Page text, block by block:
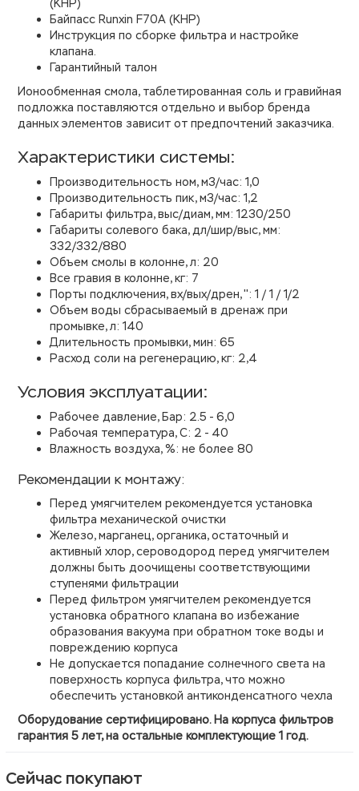
(КНР)
Байпасс Runxin F70A (КНР)
Инструкция по сборке фильтра и настройке
клапана.
Гарантийный талон
Ионообменная смола, таблетированная соль и гравийная
подложка поставляются отдельно и выбор бренда
данных элементов зависит от предпочтений заказчика.
Характеристики системы:
Производительность ном, м3/час: 1,0
Производительность пик, м3/час: 1,2
Габариты фильтра, выс/диам, мм: 1230/250
Габариты солевого бака, дл/шир/выс, мм:
332/332/880
Объем смолы в колонне, л: 20
Все гравия в колонне, кг: 7
Порты подключения, вх/вых/дрен, '': 1 / 1 / 1/2
Объем воды сбрасываемый в дренаж при
промывке, л: 140
Длительность промывки, мин: 65
Расход соли на регенерацию, кг: 2,4
Условия эксплуатации:
Рабочее давление, Бар: 2.5 - 6,0
Рабочая температура, С: 2 - 40
Влажность воздуха, %: не более 80
Рекомендации к монтажу:
Перед умягчителем рекомендуется установка
фильтра механической очистки
Железо, марганец, органика, остаточный и
активный хлор, сероводород перед умягчителем
должны быть доочищены соответствующими
ступенями фильтрации
Перед фильтром умягчителем рекомендуется
установка обратного клапана во избежание
образования вакуума при обратном токе воды и
повреждению корпуса
Не допускается попадание солнечного света на
поверхность корпуса фильтра, что можно
обеспечить установкой антиконденсатного чехла
Оборудование сертифицировано. На корпуса фильтров
гарантия 5 лет, на остальные комплектующие 1 год.
Сейчас покупают